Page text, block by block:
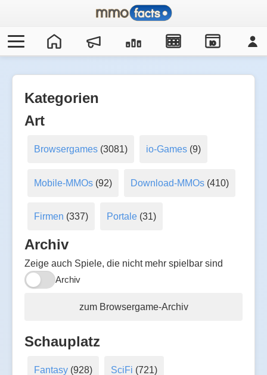
IO
Kategorien
Art
Browsergames(3081) io-Games (9)
Mobile-MMOs(92) Download-MMOs (410)
Firmen (337) Portale (31)
Archiv
Zeige auch Spiele, die nicht mehr spielbar sind
Archiv
zum Browsergame-Archiv
Schauplatz
Fantasy(928) SciFi (721)